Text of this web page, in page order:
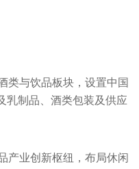
类与饮品板块，设置中国
乳制品、酒类包装及供应
产业创新枢纽，布局休闲